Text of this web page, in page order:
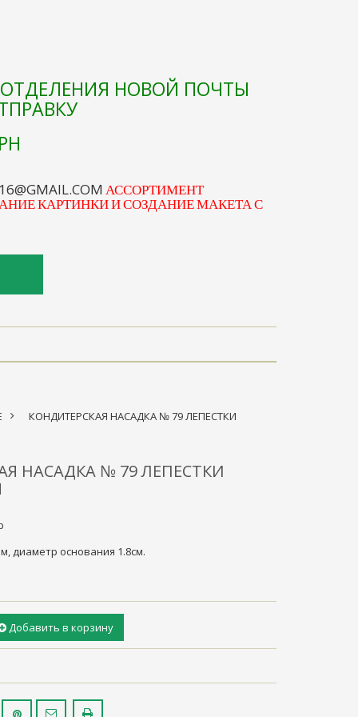
НОВОЙ ПОЧТЫ
АССОРТИМЕНТ
КАРТИНКИ И СОЗДАНИЕ МАКЕТА С
> КОНДИТЕРСКАЯ НАСАДКА № 79 ЛЕПЕСТКИ
НАСАДКА № 79 ЛЕПЕСТКИ
диаметр основания 1.8см.
Добавить в корзину